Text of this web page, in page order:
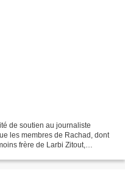
de soutien au journaliste
les membres de Rachad, dont
frère de Larbi Zitout,